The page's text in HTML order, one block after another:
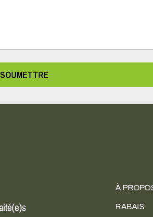
SOUMETTRE
À
RABAIS